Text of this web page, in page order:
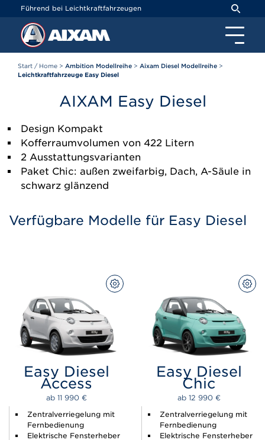
Führend bei Leichtkraftfahrzeugen
Start / Home > Ambition Modellreihe > Aixam Diesel Modellreihe >
Leichtkraftfahrzeuge Easy Diesel
AIXAM Easy Diesel
Design Kompakt
Kofferraumvolumen von 422 Litern
2 Ausstattungsvarianten
Paket Chic: außen zweifarbig, Dach, A-Säule in
schwarz glänzend
Verfügbare Modelle für Easy Diesel
Easy Diesel
Access
ab 11 990 €
KONFIGURIEREN
Zentralverriegelung mit
Fernbedienung
Elektrische Fensterheber
Easy Diesel
Chic
ab 12 990 €
Zentralverriegelung mit
Fernbedienung
Elektrische Fensterheber
Cookie-Einstellungen